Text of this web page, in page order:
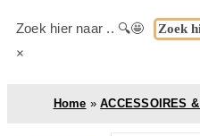
Zoek hier naar .. 🔍🤩
×
Home »ACCESSOIRES